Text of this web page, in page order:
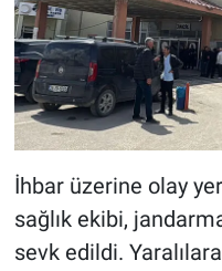
İhbar üzerine olay
sağlık ekibi,
sevk edildi.